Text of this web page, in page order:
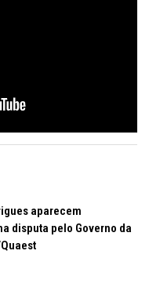
aparecem
disputa pelo Governo da